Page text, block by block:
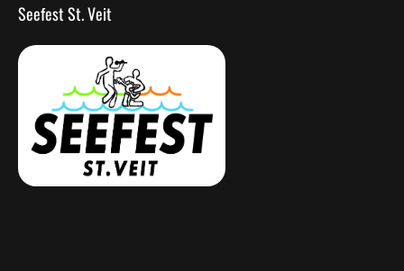
Seefest St. Veit